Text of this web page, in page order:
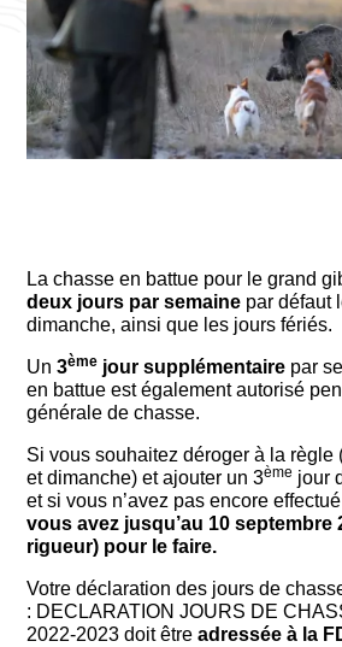
La chasse en battue pour le grand
deux jours par semaine par défaut
dimanche, ainsi que les jours fériés.
Un3ème jour supplémentaire par
en battue est également autorisé
générale de chasse.
Si vous souhaitez déroger à la règle
et dimanche) et ajouter un 3ème jour
et si vous n’avez pas encore
vous avez jusqu’au 10 septembre
rigueur) pour le faire.
Votre déclaration des jours de
: DECLARATION JOURS DE
2022-2023 doit êtreadressée à la